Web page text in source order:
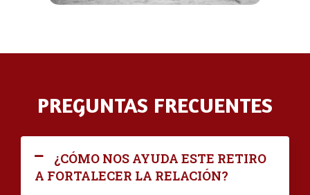
PREGUNTAS FRECUENTES
¿CÓMO NOS AYUDA ESTE RETIRO
A FORTALECER LA RELACIÓN?